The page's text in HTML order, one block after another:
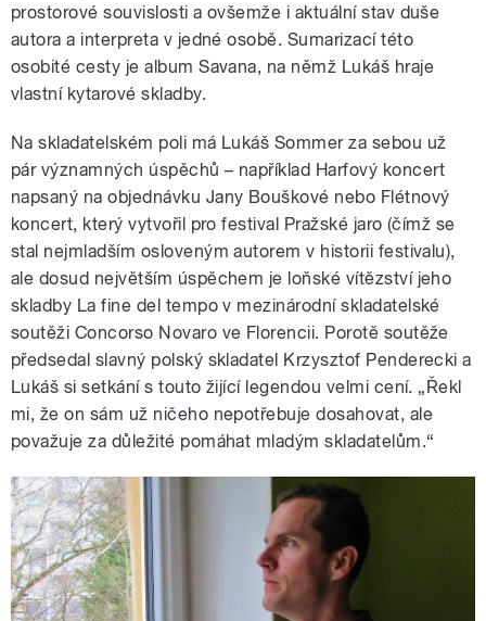
prostorové souvislosti a ovšemže i aktuální stav duše
autora a interpreta v jedné osobě. Sumarizací této
osobité cesty je album Savana, na němž Lukáš hraje
vlastní kytarové skladby.
Na skladatelském poli má Lukáš Sommer za sebou už
pár významných úspěchů – například Harfový koncert
napsaný na objednávku Jany Bouškové nebo Flétnový
koncert, který vytvořil pro festival Pražské jaro (čímž se
stal nejmladším osloveným autorem v historii festivalu),
ale dosud největším úspěchem je loňské vítězství jeho
skladby La fine del tempo v mezinárodní skladatelské
soutěži Concorso Novaro ve Florencii. Porotě soutěže
předsedal slavný polský skladatel Krzysztof Penderecki a
Lukáš si setkání s touto žijící legendou velmi cení. „Řekl
mi, že on sám už ničeho nepotřebuje dosahovat, ale
považuje za důležité pomáhat mladým skladatelům.“